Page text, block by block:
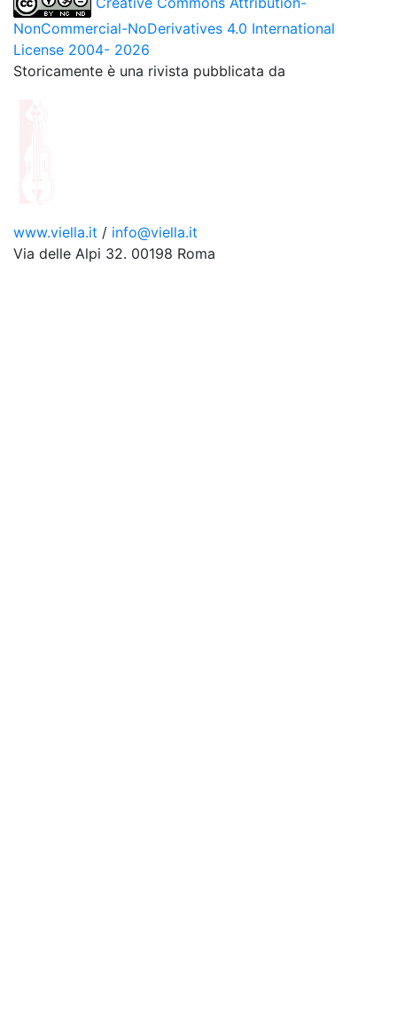
NonCommercial-NoDerivatives 4.0 International
License 2004- 2026
Storicamente è una rivista pubblicata da
www.viella.it / info@viella.it
Via delle Alpi 32. 00198 Roma